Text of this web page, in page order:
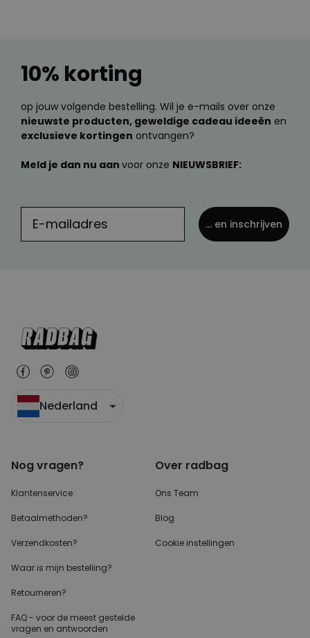
10% korting
op jouw volgende bestelling. Wil je e-mails over onze
nieuwste producten, geweldige cadeau ideeën en
exclusieve kortingen ontvangen?
Meld je dan nu aan voor onze NIEUWSBRIEF:
... en inschrijven
Nederland
Nog vragen?
Klantenservice
Betaalmethoden?
Verzendkosten?
Waar is mijn bestelling?
Retourneren?
FAQ - voor de meest gestelde
vragen en antwoorden
Over radbag
Ons Team
Blog
Cookie instellingen